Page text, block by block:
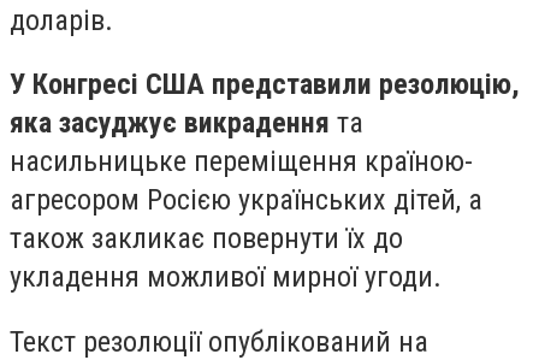
доларів.
У Конгресі США представили резолюцію,
яка засуджує викрадення та
насильницьке переміщення країною-
агресором Росією українських дітей, а
також закликає повернути їх до
укладення можливої мирної угоди.
Текст резолюції опублікований на